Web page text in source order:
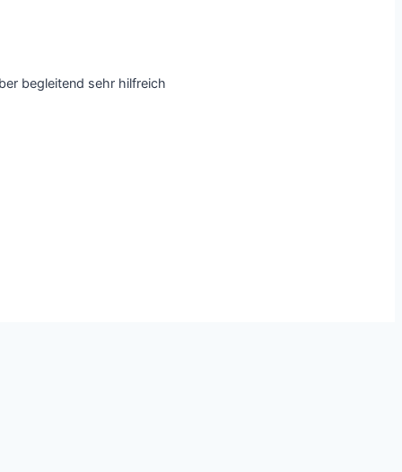
begleitend sehr hilfreich